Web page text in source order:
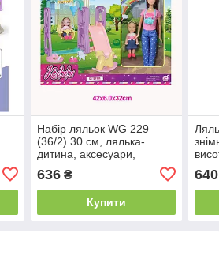
Набір ляльок WG 229
(36/2) 30 см, лялька-
дитина, аксесуари,
636₴
Купити
640